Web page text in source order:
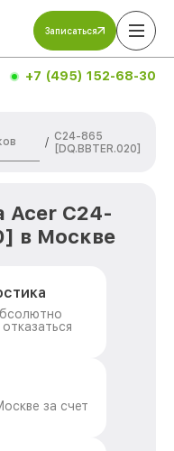
Записаться
+7 (495) 152-68-30
/ C24-865
[DQ.BBTER.020]
Acer C24-
в Москве
за счет